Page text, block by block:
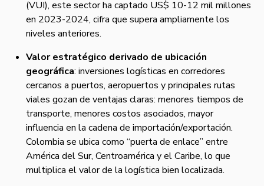
(VUI), este sector ha captado US$ 10-12 mil millones
en 2023-2024, cifra que supera ampliamente los
niveles anteriores.
Valor estratégico derivado de ubicación
geográfica: inversiones logísticas en corredores
cercanos a puertos, aeropuertos y principales rutas
viales gozan de ventajas claras: menores tiempos de
transporte, menores costos asociados, mayor
influencia en la cadena de importación/exportación.
Colombia se ubica como “puerta de enlace” entre
América del Sur, Centroamérica y el Caribe, lo que
multiplica el valor de la logística bien localizada.